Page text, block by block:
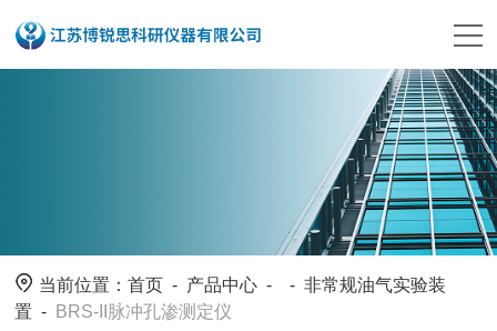
当前位置：首页 - 产品中心 - -非常规油气实验装
置 - BRS-II脉冲孔渗测定仪